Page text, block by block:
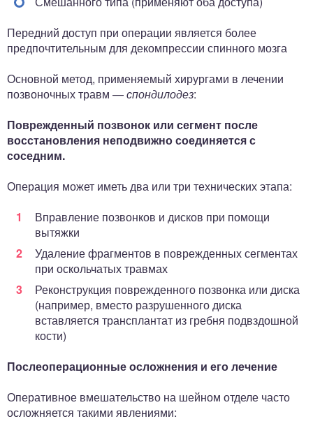
Передний доступ при операции является более
предпочтительным для декомпрессии спинного мозга
Основной метод, применяемый хирургами в лечении
позвоночных травм —спондилодез:
Поврежденный позвонок или сегмент после
восстановления неподвижно соединяется с
соседним.
Операция может иметь два или три технических этапа:
Вправление позвонков и дисков при помощи
вытяжки
Удаление фрагментов в поврежденных сегментах
при оскольчатых травмах
Реконструкция поврежденного позвонка или диска
(например, вместо разрушенного диска
вставляется трансплантат из гребня подвздошной
кости)
Послеоперационные осложнения и его лечение
Оперативное вмешательство на шейном отделе часто
осложняется такими явлениями: